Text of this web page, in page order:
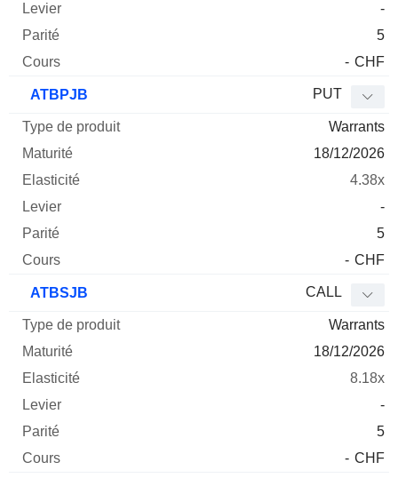
-
5
- CHF
ATBPJB PUT
Warrants
18/12/2026
4.38x
-
5
- CHF
ATBSJB CALL
Warrants
18/12/2026
8.18x
-
5
- CHF